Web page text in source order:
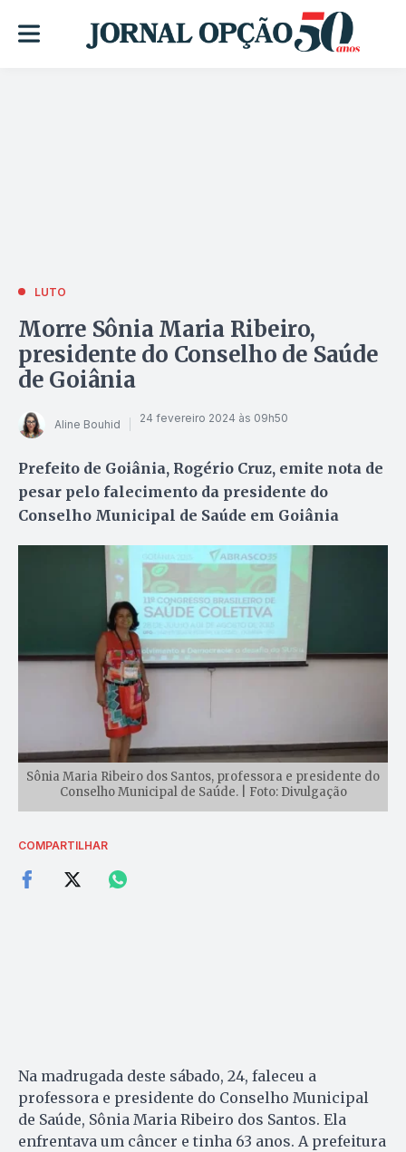
LUTO
Morre Sônia Maria Ribeiro,
presidente do Conselho de Saúde
de Goiânia
Aline Bouhid 24 fevereiro 2024 às 09h50
Prefeito de Goiânia, Rogério Cruz, emite nota de
pesar pelo falecimento da presidente do
Conselho Municipal de Saúde em Goiânia
Sônia Maria Ribeiro dos Santos, professora e presidente do
Conselho Municipal de Saúde. | Foto: Divulgação
COMPARTILHAR
Na madrugada deste sábado, 24, faleceu a
professora e presidente do Conselho Municipal
de Saúde, Sônia Maria Ribeiro dos Santos. Ela
enfrentava um câncer e tinha 63 anos. A prefeitura